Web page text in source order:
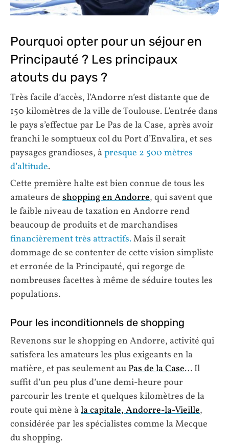
Pourquoi opter pour un séjour en
Principauté ? Les principaux
atouts du pays ?
Très facile d’accès, l’Andorre n’est distante que de
150 kilomètres de la ville de Toulouse. L’entrée dans
le pays s’effectue par Le Pas de la Case, après avoir
franchi le somptueux col du Port d’Envalira, et ses
paysages grandioses, à presque 2 500 mètres
d’altitude.
Cette première halte est bien connue de tous les
amateurs de shopping en Andorre, qui savent que
le faible niveau de taxation en Andorre rend
beaucoup de produits et de marchandises
financièrement très attractifs.Mais il serait
dommage de se contenter de cette vision simpliste
et erronée de la Principauté, qui regorge de
nombreuses facettes à même de séduire toutes les
populations.
Pour les inconditionnels de shopping
Revenons sur le shopping en Andorre, activité qui
satisfera les amateurs les plus exigeants en la
matière, et pas seulement auPas de la Case… Il
suffit d’un peu plus d’une demi-heure pour
parcourir les trente et quelques kilomètres de la
route qui mène à la capitale, Andorre-la-Vieille,
considérée par les spécialistes comme la Mecque
du shopping.